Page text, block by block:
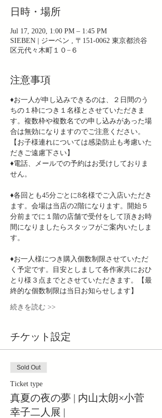
日時・場所
Jul 17, 2020, 1:00 PM – 1:45 PM
SIEBEN | ジーベン , 〒151-0062 東京都渋谷
区元代々木町１０−６
注意事項
♦︎お一人が申し込みできるのは、２日間のう
ちの１枠につき１名様とさせていただきま
す。複数枠や複数名での申し込みがあった場
合は無効になりますのでご注意ください。
【お子様連れについては感染防止も考慮いた
だきご遠慮下さい】
♦︎電話、メールでの予約はお受けしておりま
せん。
♦︎各回とも45分ごとに8名様でご入店いただき
ます。会場は当店の2階になります。開始５
分前までに１階の店舗で受付をして頂きお時
間になりましたらスタッフがご案内いたしま
す。
♦︎お一人様につき購入個数制限させていただ
く予定です。目安としまして各作家共におひ
とり様３点までとさせていただきます。【最
終的な個数制限は当日お知らせします】
続きを読む >>
チケット設定
Sold Out
Ticket type
真夏の夜の夢 | 内山太朗×小菅
幸子二人展 |